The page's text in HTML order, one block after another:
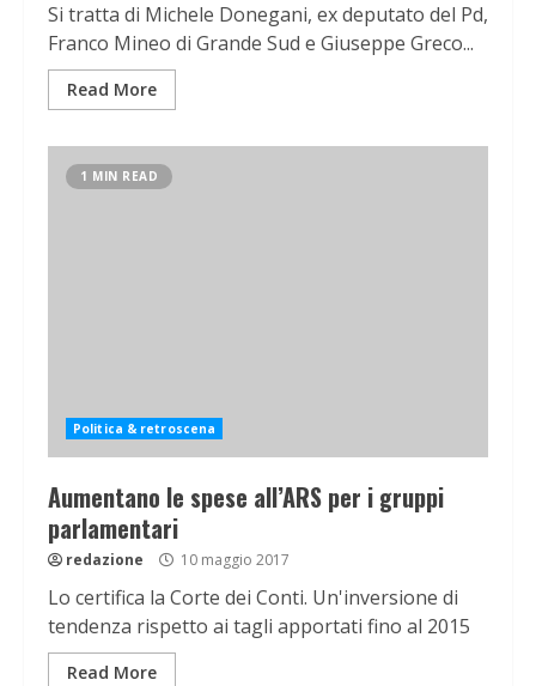
Si tratta di Michele Donegani, ex deputato del Pd,
Franco Mineo di Grande Sud e Giuseppe Greco...
Read More
1 MIN READ
Politica & retroscena
Aumentano le spese all’ARS per i gruppi
parlamentari
redazione 10 maggio 2017
Lo certifica la Corte dei Conti. Un'inversione di
tendenza rispetto ai tagli apportati fino al 2015
Read More